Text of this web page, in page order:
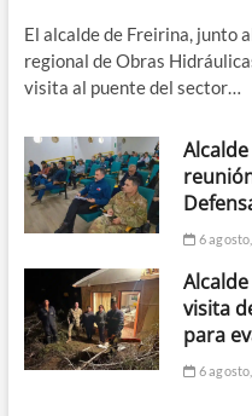
El alcalde de Freirina, junto
regional de Obras
visita al puente del sector…
6
visita
para
6